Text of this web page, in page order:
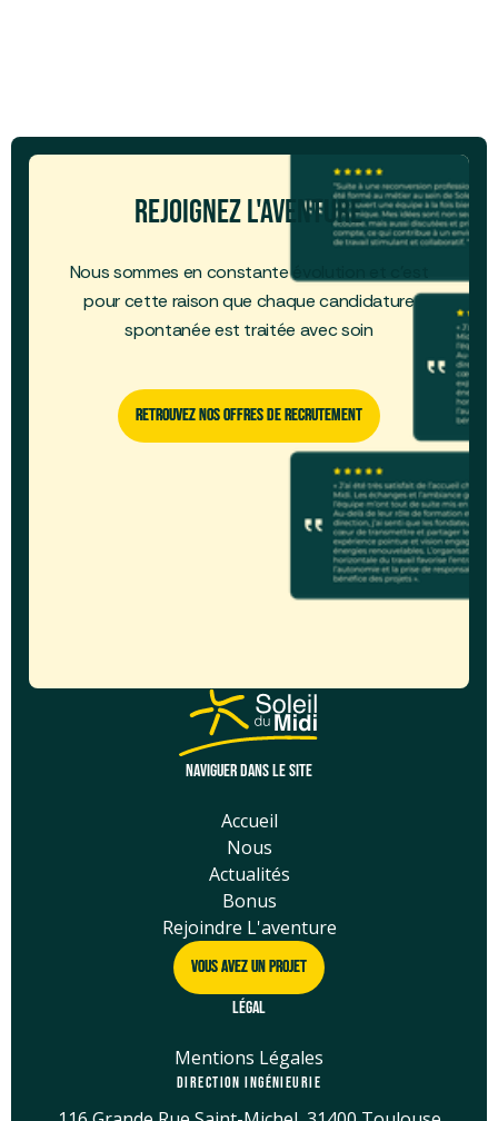
Rejoignez l'aventure
Nous sommes en constante évolution et c’est
pour cette raison que chaque candidature
spontanée est traitée avec soin
Retrouvez Nos Offres De Recrutement
Retrouvez Nos Offres De Recrutement
NAVIGUER DANS LE SITE
Accueil
Nous
Actualités
Bonus
Rejoindre L'aventure
Vous Avez Un Projet
Vous Avez Un Projet
LÉGAL
Mentions Légales
DIRECTION INGÉNIEURIE